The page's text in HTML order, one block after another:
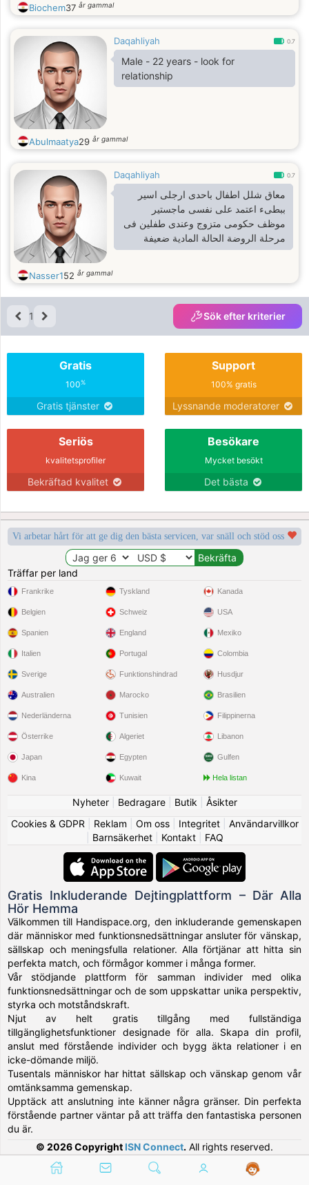
Biochem37 år gammal
Daqahliyah 0.7
Male - 22 years - look for
relationship
Abulmaatya29 år gammal
Daqahliyah 0.7
معاق شلل اطفال باحدى ارجلى اسير
ببطىء اعتمد على نفسى ماجستير
موظف حكومى متزوج وعندى طفلين فى
مرحلة الروضة الحالة المادية ضعيفة
Nasser152 år gammal
1 Sök efter kriterier
Gratis
100%
Gratis tjänster
Support
100% gratis
Lyssnande moderatorer
Seriös
kvalitetsprofiler
Bekräftad kvalitet
Besökare
Mycket besökt
Det bästa
Vi arbetar hårt för att ge dig den bästa servicen, var snäll och stöd oss
Träffar per land
Frankrike
Belgien
Spanien
Italien
Sverige
Tyskland
Schweiz
England
Portugal
Funktionshindrad
Kanada
USA
Mexiko
Colombia
Husdjur
Australien
Nederländerna
Österrike
Japan
Kina
Marocko
Tunisien
Algeriet
Egypten
Kuwait
Brasilien
Filippinerna
Libanon
Gulfen
Hela listan
Nyheter| Bedragare| Butik
Åsikter
Cookies & GDPR
Reklam Om oss| Integritet| Användarvillkor
Barnsäkerhet| Kontakt| FAQ
Gratis Inkluderande Dejtingplattform – Där Alla
Hör Hemma
Välkommen till Handispace.org, den inkluderande gemenskapen
där människor med funktionsnedsättningar ansluter för vänskap,
sällskap och meningsfulla relationer. Alla förtjänar att hitta sin
perfekta match, och förmågor kommer i många former.
Vår stödjande plattform för samman individer med olika
funktionsnedsättningar och de som uppskattar unika perspektiv,
styrka och motståndskraft.
Njut av helt gratis tillgång med fullständiga
tillgänglighetsfunktioner designade för alla. Skapa din profil,
anslut med förstående individer och bygg äkta relationer i en
icke-dömande miljö.
Tusentals människor har hittat sällskap och vänskap genom vår
omtänksamma gemenskap.
Upptäck att anslutning inte känner några gränser. Din perfekta
förstående partner väntar på att träffa den fantastiska personen
du är.
© 2026 Copyright ISN Connect. All rights reserved.